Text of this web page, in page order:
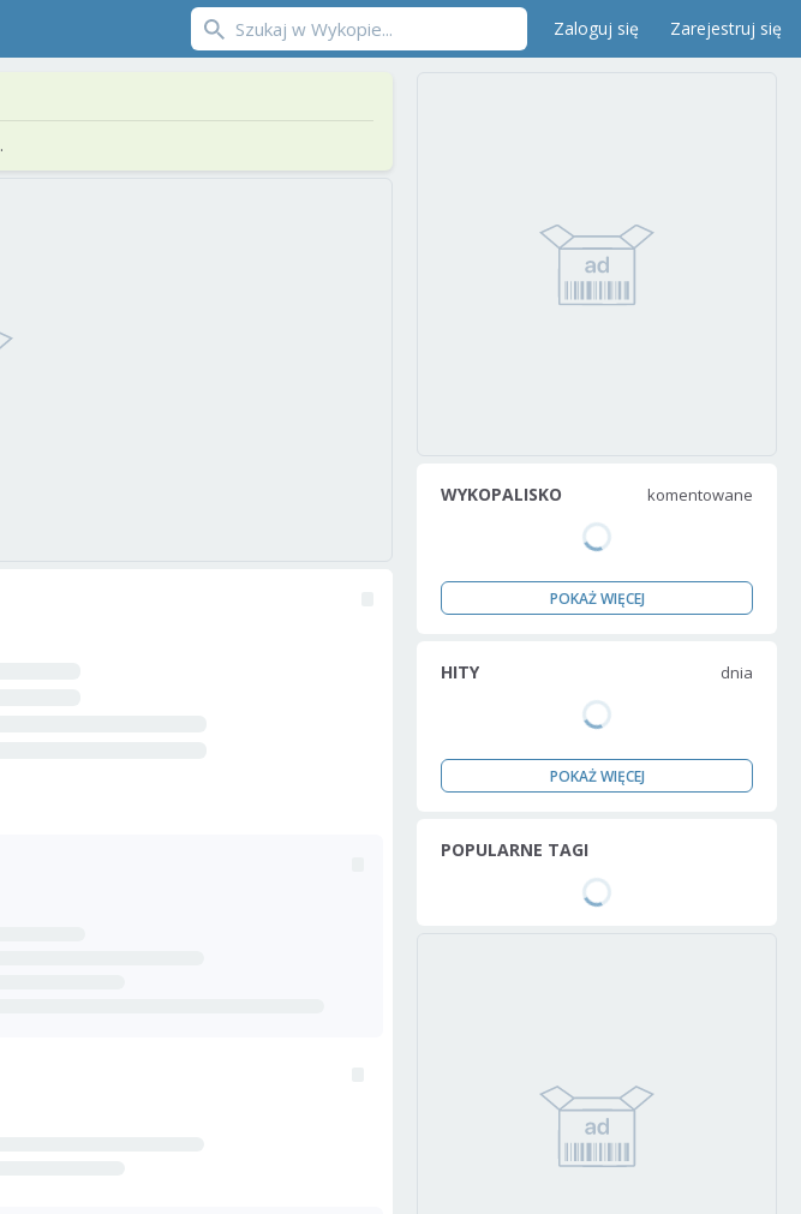
Zaloguj się Zarejestruj się
.
WYKOPALISKO komentowane
POKAŻ WIĘCEJ
HITY dnia
POKAŻ WIĘCEJ
POPULARNE TAGI